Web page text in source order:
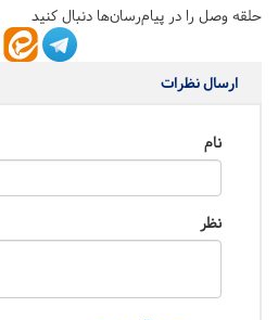
حلقه وصل را در پیام‌رسان‌ها دنبال کنید
ارسال نظرات
نام
نظر